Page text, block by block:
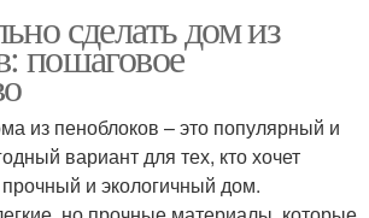
сделать дом из
пошаговое
из пеноблоков – это популярный и
вариант для тех, кто хочет
и экологичный дом.